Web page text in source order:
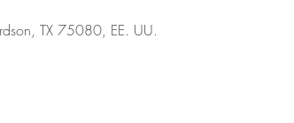
TX 75080, EE. UU.